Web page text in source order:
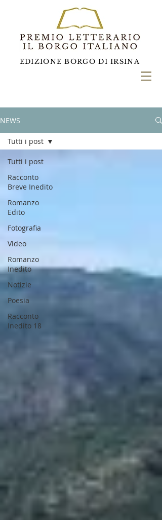
EDIZIONE BORGO DI IRSINA
NEWS
Tutti i post
Racconto
Breve Inedito
Romanzo
Edito
Fotografia
Video
Romanzo
Inedito
Notizie
Poesia
Racconto
Inedito 18
Tutti i post